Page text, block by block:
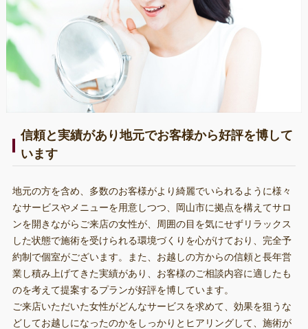
信頼と実績があり地元でお客様から好評を博して
います
地元の方を含め、多数のお客様がより綺麗でいられるように様々
なサービスやメニューを用意しつつ、岡山市に拠点を構えてサロ
ンを開きながらご来店の女性が、周囲の目を気にせずリラックス
した状態で施術を受けられる環境づくりを心がけており、完全予
約制で個室がございます。また、お越しの方からの信頼と長年営
業し積み上げてきた実績があり、お客様のご相談内容に適したも
のを考えて提案するプランが好評を博しています。
ご来店いただいた女性がどんなサービスを求めて、効果を狙うな
どしてお越しになったのかをしっかりとヒアリングして、施術が